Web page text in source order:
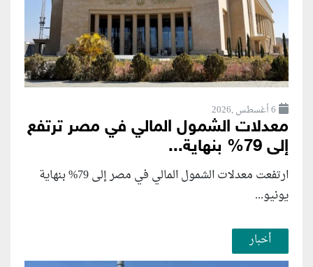
6 أغسطس ,2026
معدلات الشمول المالي في مصر ترتفع
إلى 79% بنهاية...
ارتفعت معدلات الشمول المالي في مصر إلى 79% بنهاية
يونيو...
أخبار